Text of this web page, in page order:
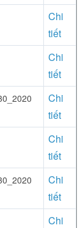
Chi
tiết
Chi
tiết
Chi
tiết
Chi
tiết
Chi
tiết
Chi